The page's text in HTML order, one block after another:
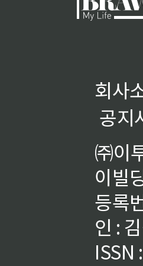
회사
공지
㈜이
이빌
등록
인 :
ISSN